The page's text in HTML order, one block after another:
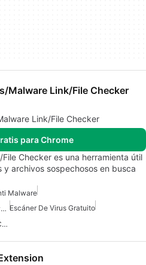
Malware Link/File Checker
Link/File Checker
para Chrome
Checker es una herramienta útil
archivos sospechosos en busca
Malware
Mejores Extensiones De Seguridad Para Chrome Escáner De Virus Gratuito
Mejor Extensión Anti Malware Para Chrome